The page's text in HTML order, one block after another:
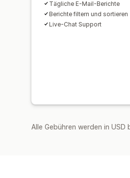
Tägliche E-Mail-Berichte
Berichte filtern und sortieren
Live-Chat Support
Alle Gebühren werden in